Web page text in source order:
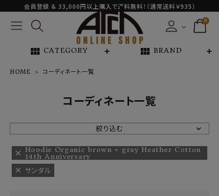
会員登録 & 33,000円以上購入で送料無料！（通常送料￥935）
0
view_module CATEGORY view_module BRAND
NEW ARRIVAL
ARCH EXCLUSIVE
BRAND
CATEGORY
HOME コーディネート一覧
コーディネート一覧
絞り込む
Hoodie Organic brown × gray Heather Cotton
14th Anniversary
サンダル